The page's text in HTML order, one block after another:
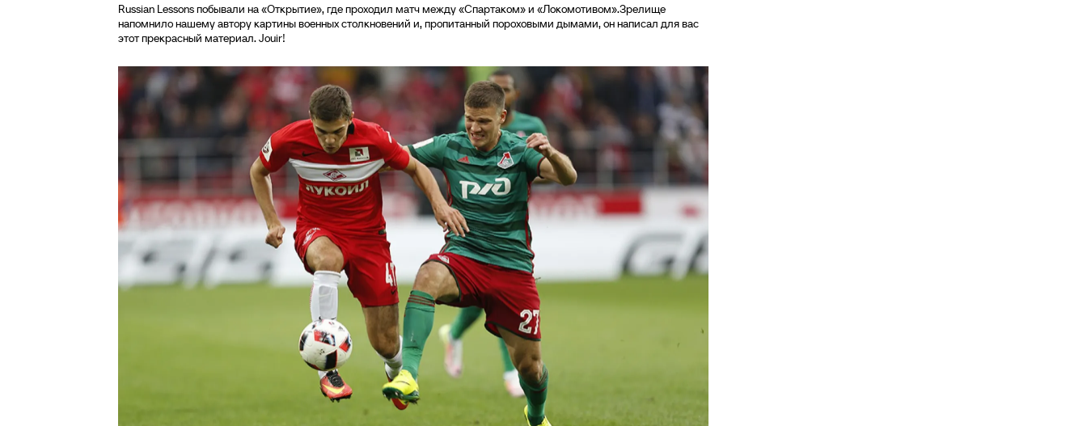
Russian Lessons побывали на «Открытие», где проходил матч между «Спартаком» и «Локомотивом».Зрелище
напомнило нашему автору картины военных столкновений и, пропитанный пороховыми дымами, он написал для вас
этот прекрасный материал. Jouir!